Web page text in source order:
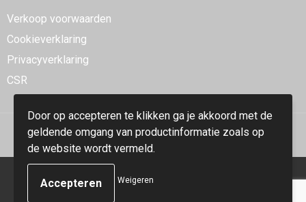
Verkoop voorwaarden
Cookieverklaring
Privacyverklaring
CSR
© Copyright Smidt-Imex 2023
Door op accepteren te klikken ga je akkoord met de
geldende omgang van productinformatie zoals op
de website wordt vermeld.
Weigeren